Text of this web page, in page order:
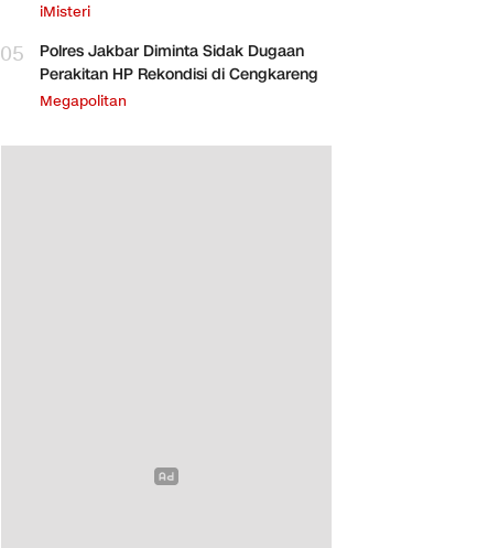
iMisteri
05
Polres Jakbar Diminta Sidak Dugaan
Perakitan HP Rekondisi di Cengkareng
Megapolitan